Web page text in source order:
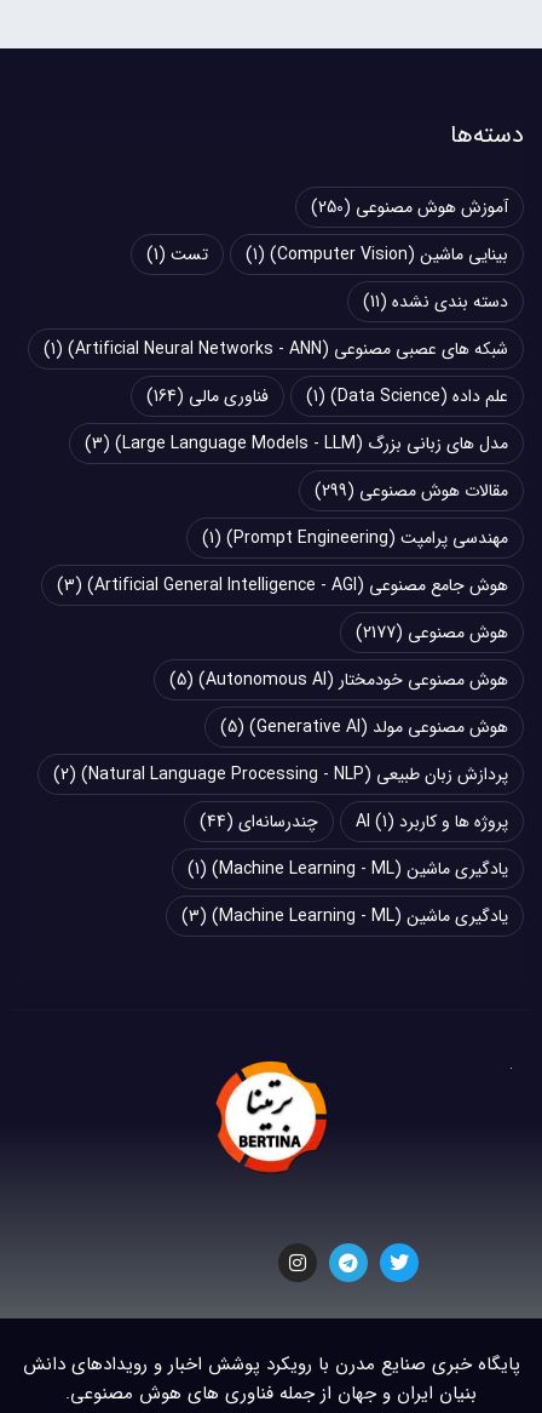
دسته‌ها
آموزش هوش مصنوعی (250)
بینایی ماشین (Computer Vision)
(1) تست (1)
دسته بندی نشده (11)
شبکه های عصبی مصنوعی (Artificial Neural Networks - ANN)
(1)
علم داده (Data Science)
(1) فناوری مالی (164)
مدل های زبانی بزرگ (Large Language Models - LLM)
(3)
مقالات هوش مصنوعی (299)
مهندسی پرامپت (Prompt Engineering)
(1)
هوش جامع مصنوعی (Artificial General Intelligence - AGI)
(3)
هوش مصنوعی (2177)
هوش مصنوعی خودمختار (Autonomous AI)
(5)
هوش مصنوعی مولد (Generative AI)
(5)
پردازش زبان طبیعی (Natural Language Processing - NLP)
(2)
پروژه ها و کاربرد AI (1) چند‌‌رسانه‌ای (44)
یادگیری ماشین (Machine Learning - ML)
(1)
یادگیری ماشین (Machine Learning - ML)
(3)
پایگاه خبری صنایع مدرن با رویکرد پوشش اخبار و رویدادهای دانش
بنیان ایران و جهان از جمله فناوری های هوش مصنوعی.